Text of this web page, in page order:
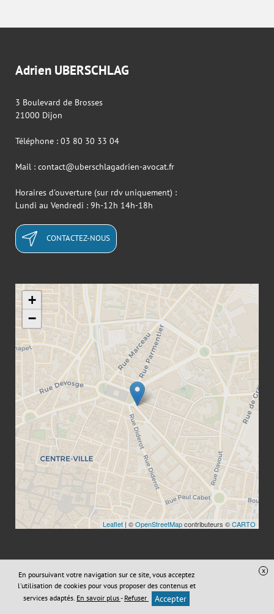
Adrien UBERSCHLAG
3 Boulevard de Brosses
21000 Dijon
Téléphone : 03 80 30 33 04
Mail : contact@uberschlagadrien-avocat.fr
Horaires d'ouverture (sur rdv uniquement) :
Lundi au Vendredi : 9h-12h 14h-18h
CONTACTEZ-NOUS
+
−
Leaflet | ©OpenStreetMapcontributeurs ©CARTO
Site réalisé avecDigital Avocat
Accès administration
Confidentialité
Conditions Générales de Vente
Mentions légales
En poursuivant votre navigation sur ce site, vous acceptez
l'utilisation de cookies pour vous proposer des contenus et
services adaptés. En savoir plus- Refuser Accepter
x